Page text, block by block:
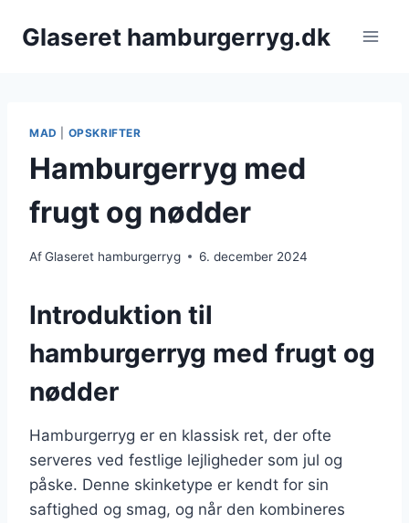
Glaseret hamburgerryg.dk
MAD OPSKRIFTER
Hamburgerryg med
frugt og nødder
AfGlaseret hamburgerryg 6. december 2024
Introduktion til
hamburgerryg med frugt og
nødder
Hamburgerryg er en klassisk ret, der ofte
serveres ved festlige lejligheder som jul og
påske. Denne skinketype er kendt for sin
saftighed og smag, og når den kombineres